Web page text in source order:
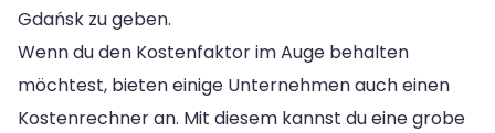
Gdańsk zu geben.
Wenn du den Kostenfaktor im Auge behalten
möchtest, bieten einige Unternehmen auch einen
Kostenrechner an. Mit diesem kannst du eine grobe